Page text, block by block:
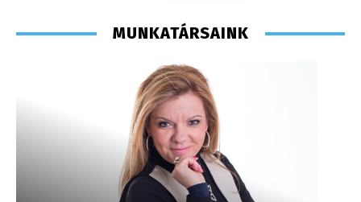
MUNKATÁRSAINK